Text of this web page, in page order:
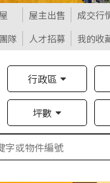
屋主出售 成交行
隊
人才招募 我的收
行政區
坪數